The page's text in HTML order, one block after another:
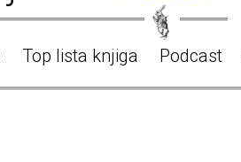
Top lista knjiga Podcast